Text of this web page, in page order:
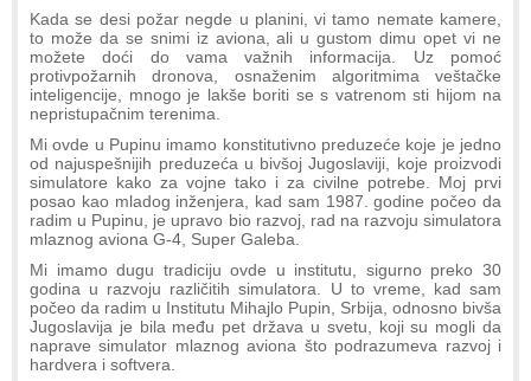
Kada se desi požar negde u planini, vi tamo nemate kamere,
to može da se snimi iz aviona, ali u gustom dimu opet vi ne
možete doći do vama važnih informacija. Uz pomoć
protivpožarnih dronova, osnaženim algoritmima veštačke
inteligencije, mnogo je lakše boriti se s vatrenom sti hijom na
nepristupačnim terenima.
Mi ovde u Pupinu imamo konstitutivno preduzeće koje je jedno
od najuspešnijih preduzeća u bivšoj Jugoslaviji, koje proizvodi
simulatore kako za vojne tako i za civilne potrebe. Moj prvi
posao kao mladog inženjera, kad sam 1987. godine počeo da
radim u Pupinu, je upravo bio razvoj, rad na razvoju simulatora
mlaznog aviona G-4, Super Galeba.
Mi imamo dugu tradiciju ovde u institutu, sigurno preko 30
godina u razvoju različitih simulatora. U to vreme, kad sam
počeo da radim u Institutu Mihajlo Pupin, Srbija, odnosno bivša
Jugoslavija je bila među pet država u svetu, koji su mogli da
naprave simulator mlaznog aviona što podrazumeva razvoj i
hardvera i softvera.